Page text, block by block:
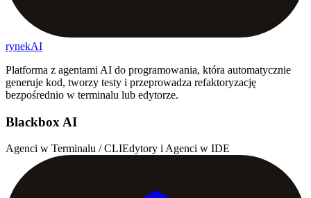
rynekAI
Platforma z agentami AI do programowania, która automatycznie
generuje kod, tworzy testy i przeprowadza refaktoryzację
bezpośrednio w terminalu lub edytorze.
Blackbox AI
Agenci w Terminalu / CLIEdytory i Agenci w IDE